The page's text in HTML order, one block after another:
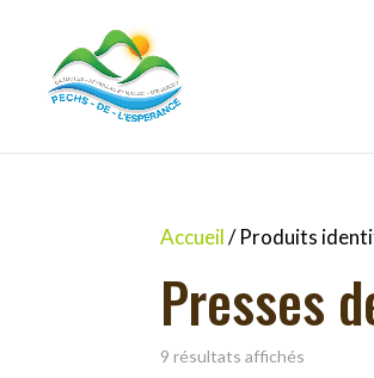
Accueil/ Produits
Presses
9 résultats affichés